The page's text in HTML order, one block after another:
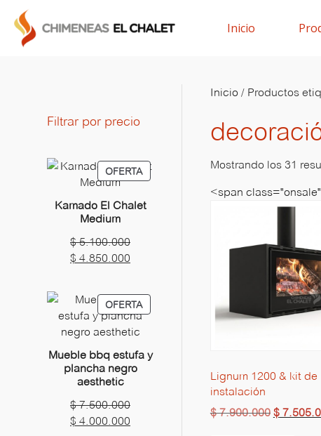
Inicio
Inicio / Productos
Mostrando los 31
<span
Lignum 1200 & kit de
instalación
$7.900.000 $
Filtrar por precio
OFERTAPRODUCTO
EN
Kamado El Chalet
Medium
$5.100.000El
$ 5.100.000.
$ 4.850.000
es:
$ 4.850.000.
OFERTAPRODUCTO
EN
Mueble bbq estufa y
plancha negro
aesthetic
$7.500.000El
$ 4.000.000